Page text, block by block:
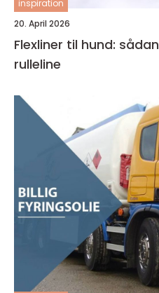
inspiration
20. April 2026
Flexliner til hund:
rulleline